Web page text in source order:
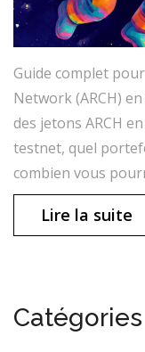
Guide complet
Network (ARCH)
des jetons ARCH
testnet, quel
combien vous
Lire la suite
Catégories